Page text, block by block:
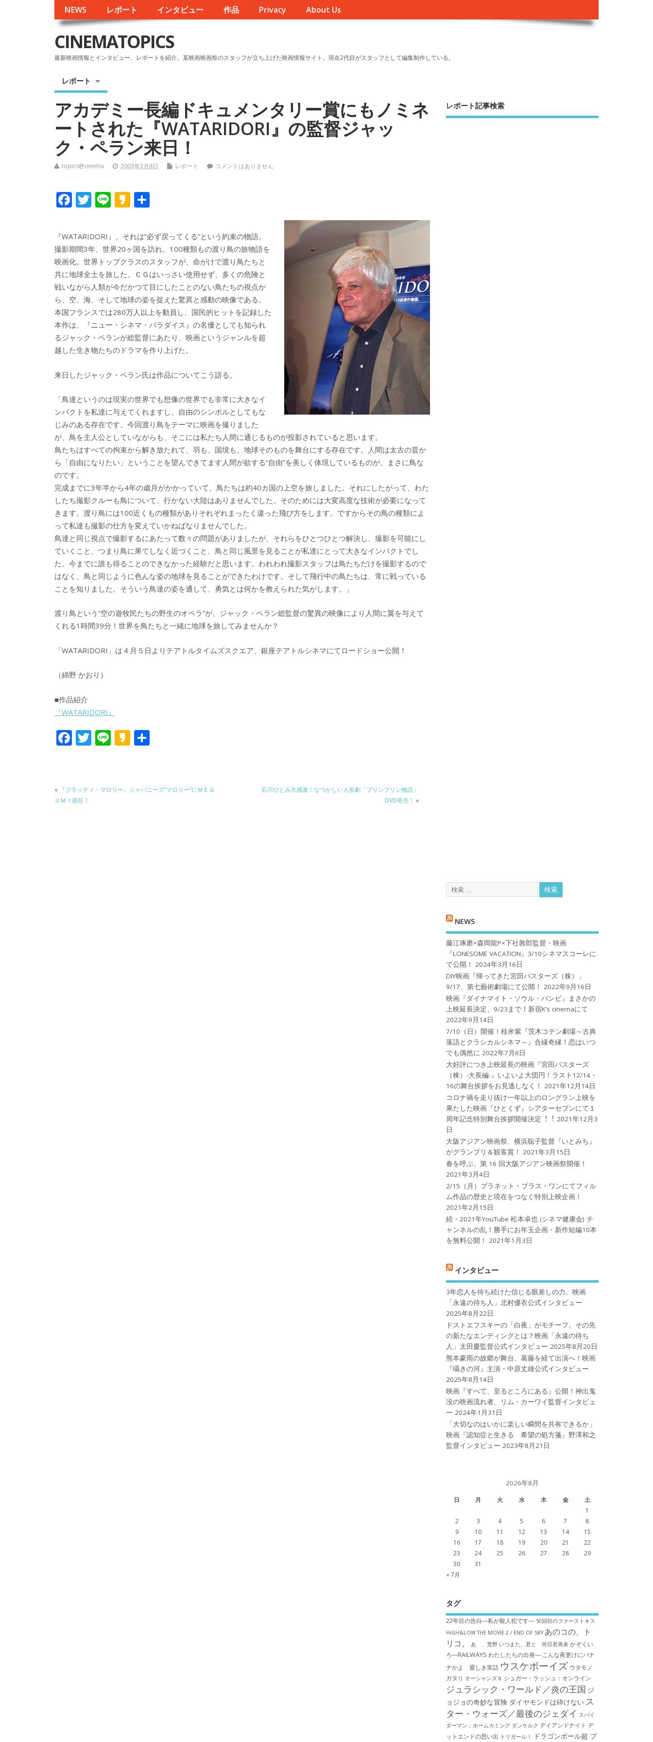
NEWS レポート インタビュー 作品 Privacy About Us
CINEMATOPICS
最新映画情報とインタビュー、レポートを紹介。某映画映画祭のスタッフが立ち上げた映画情報サイト。現在2代目がスタッフとして編集制作している。
レポート
アカデミー長編ドキュメンタリー賞にもノミネ
ートされた『WATARIDORI』の監督ジャッ
ク・ペラン来日！
topics@cinema 2003年3月8日 レポート コメントはありません
F
e
b
o
o
k
T
itt
er
Li K
k
a
o
『WATARIDORI』、それは“必ず戻ってくる”という約束の物語。
撮影期間3年、世界20ヶ国を訪れ、100種類もの渡り鳥の旅物語を
映画化。世界トップクラスのスタッフが、命がけで渡り鳥たちと
共に地球全土を旅した。ＣＧはいっさい使用せず、多くの危険と
戦いながら人類が今だかつて目にしたことのない鳥たちの視点か
ら、空、海、そして地球の姿を捉えた驚異と感動の映像である。
本国フランスでは280万人以上を動員し、国民的ヒットを記録した
本作は、『ニュー・シネマ・パラダイス』の名優としても知られ
るジャック・ペランが総監督にあたり、映画というジャンルを超
越した生き物たちのドラマを作り上げた。
来日したジャック・ペラン氏は作品についてこう語る。
「鳥達というのは現実の世界でも想像の世界でも非常に大きなイ
ンパクトを私達に与えてくれますし、自由のシンボルとしてもな
じみのある存在です。今回渡り鳥をテーマに映画を撮りました
が、鳥を主人公としていながらも、そこには私たち人間に通じるものが投影されていると思います。
鳥たちはすべての拘束から解き放たれて、羽も、国境も、地球そのものを舞台にする存在です。人間は太古の昔か
ら「自由になりたい」ということを望んできてます人間が欲する“自由”を美しく体現しているものが、まさに鳥な
のです。
完成までに3年半から4年の歳月がかかっていて、鳥たちは約40カ国の上空を旅しました。それにしたがって、わた
したち撮影クルーも鳥について、行かない大陸はありませんでした。そのためには大変高度な技術が必要になって
きます。渡り鳥には100近くもの種類がありそれぞれまったく違った飛び方をします。ですからその鳥の種類によ
って私達も撮影の仕方を変えていかねばなりませんでした。
鳥達と同じ視点で撮影するにあたって数々の問題がありましたが、それらをひとつひとつ解決し、撮影を可能にし
ていくこと、つまり鳥に果てしなく近づくこと、鳥と同じ風景を見ることが私達にとって大きなインパクトでし
た。今までに誰も得ることのできなかった経験だと思います。われわれ撮影スタッフは鳥たちだけを撮影するので
はなく、鳥と同じように色んな姿の地球を見ることができたわけです。そして飛行中の鳥たちは、常に戦っている
ことを知りました。そういう鳥達の姿を通して、勇気とは何かを教えられた気がします。」
渡り鳥という“空の遊牧民たちの野生のオペラ”が、ジャック・ペラン総監督の驚異の映像により人間に翼を与えて
くれる1時間39分！世界を鳥たちと一緒に地球を旅してみませんか？
「WATARIDORI」は４月５日よりテアトルタイムズスクエア、銀座テアトルシネマにてロードショー公開！
（綿野 かおり）
■作品紹介
『WATARIDORI』
F
b
o
T
er
Li K
a
o
«
『ブラッディ・マロリー』ジャパニーズ“マロリー”にＭＥＧ
ＵＭＩ就任！
石川ひとみ大感激！なつかしい人形劇「プリンプリン物語」
DVD発売！ »
レポート記事検索
NEWS
藤江琢磨×森岡龍P×下社敦郎監督・映画
『LONESOME VACATION』3/10シネマスコーレに
て公開！
2024年3月16日
DIY映画『帰ってきた宮田バスターズ（株）」
9/17、第七藝術劇場にて公開！
2022年9月16日
映画『ダイナマイト・ソウル・バンビ』まさかの
上映延長決定、9/23まで！新宿K’s cinemaにて
2022年9月14日
7/10（日）開催！桂米紫『茨木コテン劇場～古典
落語とクラシカルシネマ～』合縁奇縁！恋はいつ
でも偶然に 2022年7月6日
大好評につき上映延長の映画『宮田バスターズ
（株）-大長編-』いよいよ大団円！ラスト12/14・
16の舞台挨拶をお見逃しなく！
2021年12月14日
コロナ禍を⾛り抜け⼀年以上のロングラン上映を
果たした映画『ひとくず』シアターセブンにて１
周年記念特別舞台挨拶開催決定︕︕ 2021年12月3
日
大阪アジアン映画祭、横浜聡子監督『いとみち』
がグランプリ＆観客賞！
2021年3月15日
春を呼ぶ、第 16 回大阪アジアン映画祭開催！
2021年3月4日
2/15（月）プラネット・プラス・ワンにてフィル
ム作品の歴史と現在をつなぐ特別上映企画！
2021年2月15日
続・2021年YouTube 松本卓也 (シネマ健康会) チ
ャンネルの乱！勝手にお年玉企画・新作短編10本
を無料公開！
2021年1月3日
インタビュー
3年恋人を待ち続けた信じる眼差しの力。映画
「永遠の待ち人」北村優衣公式インタビュー
2025年8月22日
ドストエフスキーの「白夜」がモチーフ。その先
の新たなエンディングとは？映画「永遠の待ち
人」太田慶監督公式インタビュー 2025年8月20日
熊本豪雨の故郷が舞台、葛藤を経て出演へ！映画
『囁きの河』主演・中原丈雄公式インタビュー
2025年8月14日
映画『すべて、至るところにある』公開！神出鬼
没の映画流れ者、リム・カーワイ監督インタビュ
ー 2024年1月31日
「大切なのはいかに楽しい瞬間を共有できるか」
映画『認知症と生きる 希望の処方箋』野澤和之
監督インタビュー 2023年8月21日
2026年8月
日 月 火 水 木 金
土
1
2
3 4 5 6 7
8
9
10 11 12 13 14
15
16
17 18 19 20 21
22
23
24 25 26 27 28
29
30
31
« 7月
タグ
22年目の告白―私が殺人犯です― 50回目のファーストキス
HiGH&LOW THE MOVIE 2 / END OF SKY あのコの、ト
リコ。
あゝ、荒野 いつまた、君と 何日君再来 かぞくい
ろ―RAILWAYS わたしたちの出発― こんな夜更けにバナ
ナかよ 愛しき実話 ウスケボーイズ ウタモノ
ガタリ オーシャンズ８ シュガー・ラッシュ：オ​ンライン
ジュラシック・ワールド／炎の王国 ジ
ョジョの奇妙な冒険 ダイヤモンドは砕けない ス
ター・ウォーズ／最後のジェダイ スパイ
ダーマン：ホームカミング ダンケルク デイアンドナイト デ
ットエンドの思い出
トリガール！ ドラゴンボール超 ブ